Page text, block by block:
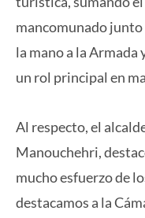
mancomunado
la mano a la
un rol principal en
Al respecto, el
Manouchehri,
mucho esfuerzo de
destacamos a la